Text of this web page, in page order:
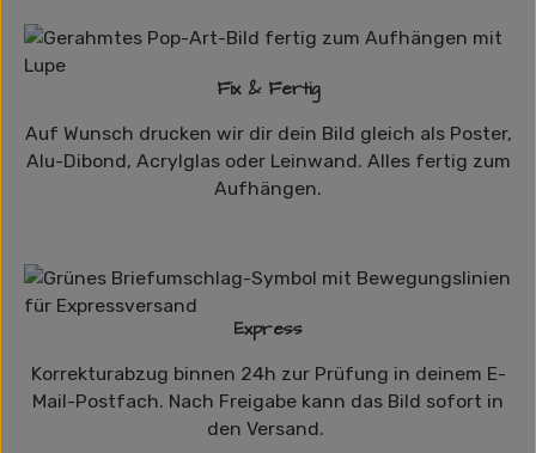
Fix & Fertig
Auf Wunsch drucken wir dir dein Bild gleich als Poster,
Alu-Dibond, Acrylglas oder Leinwand. Alles fertig zum
Aufhängen.
Express
Korrekturabzug binnen 24h zur Prüfung in deinem E-
Mail-Postfach. Nach Freigabe kann das Bild sofort in
den Versand.